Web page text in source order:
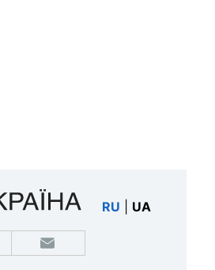
RU UA